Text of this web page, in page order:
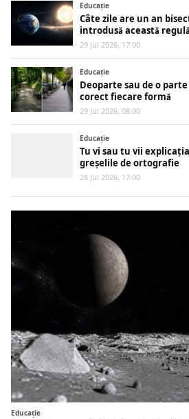
Educaţie
Câte zile are un an
introdusă această regulă
29 Jul 2026, 17:00
Educaţie
Deoparte sau de o
corect fiecare formă
29 Jul 2026, 08:00
Educaţie
Tu vi sau tu vii
greșelile de ortografie
28 Jul 2026, 17:00
Educaţie